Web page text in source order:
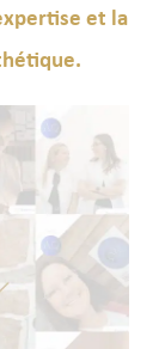
et la